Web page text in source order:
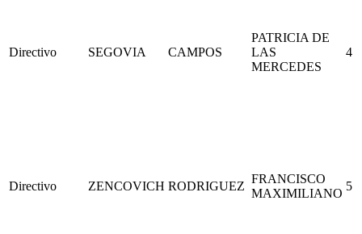
Directivo SEGOVIA CAMPOS
PATRICIA DE
LAS
MERCEDES
4
Directivo ZENCOVICH RODRIGUEZ
FRANCISCO
MAXIMILIANO
5